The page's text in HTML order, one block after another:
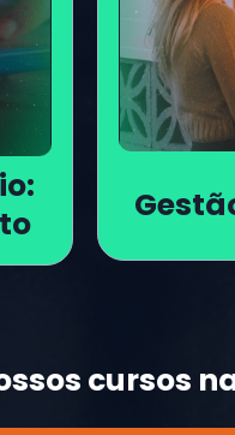
cursos